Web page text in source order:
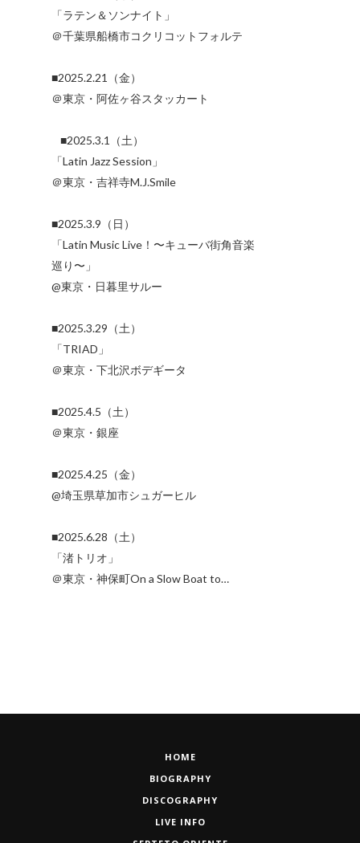
「ラテン＆ソンナイト」
＠千葉県船橋市コクリコットフォルテ
■2025.2.21（金）
＠東京・阿佐ヶ谷スタッカート
■2025.3.1（土）
「Latin Jazz Session」
＠東京・吉祥寺M.J.Smile
■2025.3.9（日）
「Latin Music Live！〜キューバ街角音楽
巡り〜」
@東京・日暮里サルー
■2025.3.29（土）
「TRIAD」
＠東京・下北沢ボデギータ
■2025.4.5（土）
＠東京・銀座
■2025.4.25（金）
@埼玉県草加市シュガーヒル
■2025.6.28（土）
「渚トリオ」
＠東京・神保町On a Slow Boat to…
HOME
BIOGRAPHY
DISCOGRAPHY
LIVE INFO